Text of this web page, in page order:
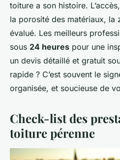
toiture a son histoire.
la porosité des matériaux,
évalué. Les meilleurs
sous 24 heures pour une
un devis détaillé et gratuit
rapide ? C’est souvent le
organisée, et soucieuse de
Check-list des
toiture pérenne